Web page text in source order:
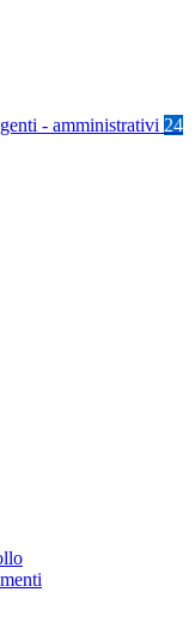
- amministrativi 24